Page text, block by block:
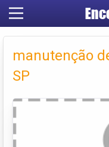
manutenção
SP